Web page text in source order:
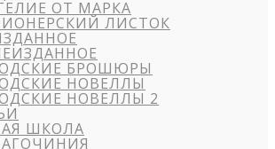
ОТ МАРКА
ЛИСТОК
БРОШЮРЫ
НОВЕЛЛЫ
НОВЕЛЛЫ 2
ШКОЛА